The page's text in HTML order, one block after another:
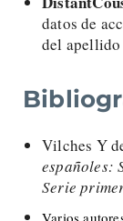
datos de
del
Vilches Y
españoles:
Serie